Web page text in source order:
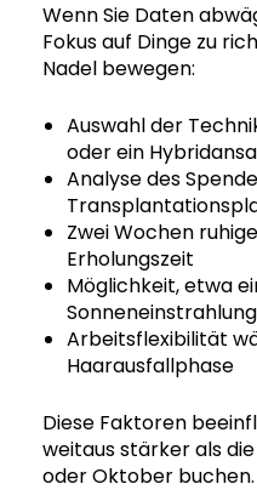
Wenn Sie Daten
Fokus auf Dinge zu
Nadel bewegen:
Auswahl der
oder ein
Analyse des
Zwei Wochen
Erholungszeit
Möglichkeit, etwa
Arbeitsflexibilität
Haarausfallphase
Diese Faktoren
weitaus stärker als
oder Oktober buchen.